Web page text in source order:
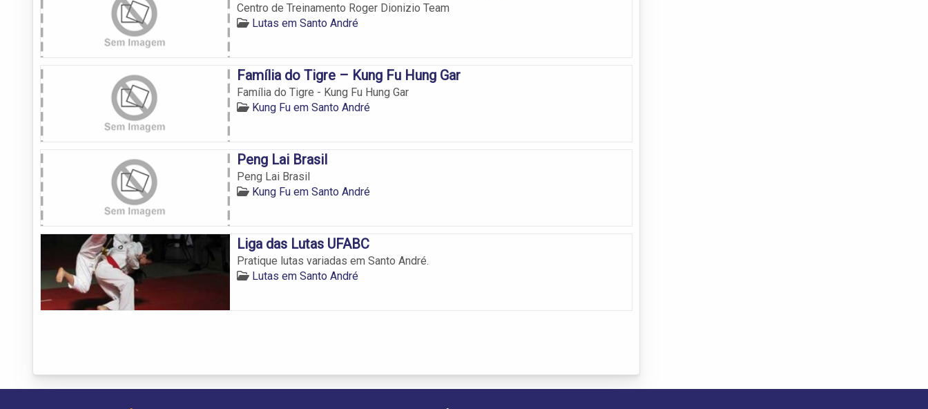
Centro de Treinamento Roger Dionizio Team
Lutas em Santo André
Família do Tigre – Kung Fu Hung Gar
Família do Tigre - Kung Fu Hung Gar
Kung Fu em Santo André
Peng Lai Brasil
Peng Lai Brasil
Kung Fu em Santo André
Liga das Lutas UFABC
Pratique lutas variadas em Santo André.
Lutas em Santo André